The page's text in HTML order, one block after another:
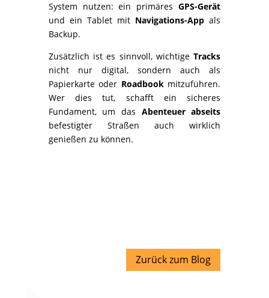
System nutzen: ein primäresGPS-Gerät
und ein Tablet mit Navigations-App als
Backup.
Zusätzlich ist es sinnvoll, wichtigeTracks
nicht nur digital, sondern auch als
Papierkarte oder Roadbookmitzuführen.
Wer dies tut, schafft ein sicheres
Fundament, um das Abenteuer abseits
befestigter Straßen auch wirklich
genießen zu können.
Zurück zum Blog